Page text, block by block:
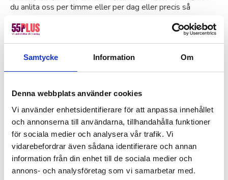
Samtycke Information Om
Denna webbplats använder cookies
Vi använder enhetsidentifierare för att anpassa innehållet
och annonserna till användarna, tillhandahålla funktioner
för sociala medier och analysera vår trafik. Vi
vidarebefordrar även sådana identifierare och annan
information från din enhet till de sociala medier och
annons- och analysföretag som vi samarbetar med.
du anlita oss per timme eller per dag eller precis så
vaktmästeriuppdrag, bud- och transport, ekonomiansvarig
eller reception/administration. Ni slipper helt enkelt binda
upp er i anställningar med LAS-regler när behoven bara är
tillfälliga – smidigt, eller hur.
nedan.
Välkommen till 55Plus i Botkyrka!
Carlos Lilja
Verksamhetsansvarig, 55Plus i Botkyrka